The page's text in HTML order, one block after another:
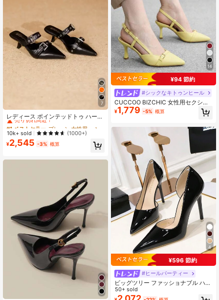
7
レディース ポインテッドトゥ ハーフ
スリッポン ファッション シルバー
ハイヒール ミュールシューズ スティ
レットヒール
売り切れ間近！
#1 ベストセラー
売り切れ間近！
#1 ベストセラー
売り切れ間近！
#1 ベストセラー
10k+ sold (1000+)
¥2,545 -3% 概算
14
¥94 節約
#シックなキトゥンヒール
CUCCOO BIZCHIC 女性用セクシー
なポインテッドトゥハイヒールパン
プス、レッドのパーティー/ウェディ
ズ、春休み、イースター、クリスマ
ス、バレンタインデー向け
¥1,779 -5% 概算
4
¥596 節約
#ヒールパーティー
ビッグツリー ファッショナブル ハイ
ヒール パーティー用、ウィメンズ パ
ンプス、尖った ヒール
50+ sold